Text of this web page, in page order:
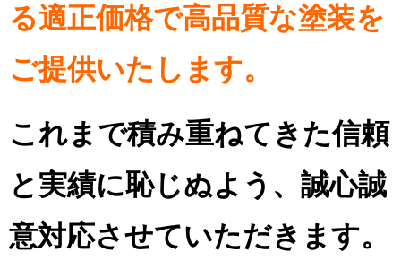
る適正価格で高品質な塗装を
ご提供いたします。
これまで積み重ねてきた信頼
と実績に恥じぬよう、誠心誠
意対応させていただきます。